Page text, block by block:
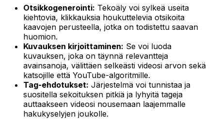
Otsikkogenerointi: Tekoäly voi sylkeä useita
kiehtovia, klikkauksia houkuttelevia otsikoita
kaavojen perusteella, jotka on todistettu saavan
huomion.
Kuvauksen kirjoittaminen: Se voi luoda
kuvauksen, joka on täynnä relevantteja
avainsanoja, välittäen selkeästi videosi arvon sekä
katsojille että YouTube-algoritmille.
Tag-ehdotukset: Järjestelmä voi tunnistaa ja
suositella sekoituksen pitkiä ja lyhyitä tageja
auttaakseen videosi nousemaan laajemmalle
hakukyselyjen joukolle.